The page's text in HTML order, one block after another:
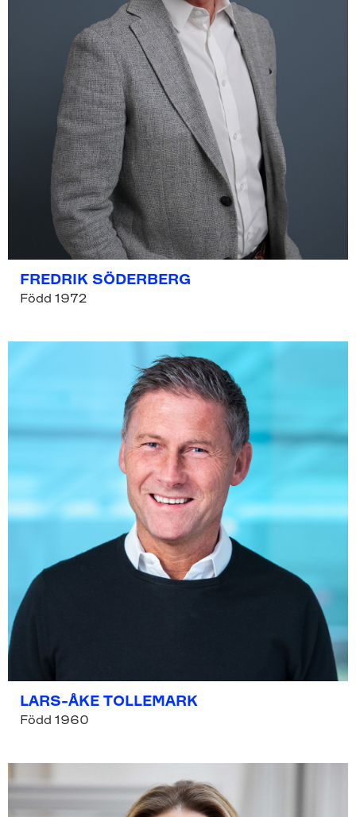
FREDRIK SÖDERBERG
Född 1972
LARS-ÅKE TOLLEMARK
Född 1960